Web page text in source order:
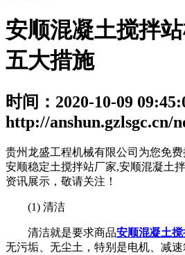
安顺混凝土搅拌
五大措施
时间：2020-10-09
http://anshun.gzlsgc.cn/
贵州龙盛工程机械有限公司为您免
安顺稳定土搅拌站厂家,安顺混凝土
资讯展示，敬请关注！
(1) 清洁
清洁就是要求商品安顺混凝土
无污垢、无尘土，特别是电机、减